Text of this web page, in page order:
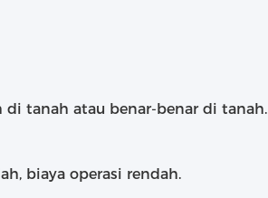
tanah atau benar-benar di tanah.
biaya operasi rendah.